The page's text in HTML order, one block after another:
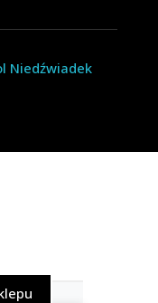
Niedźwiadek